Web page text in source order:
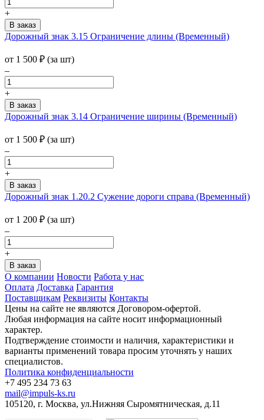
+
Дорожный знак 3.15 Ограничение длины (Временный)
от 1 500 ₽ (за шт)
–
+
Дорожный знак 3.14 Ограничение ширины (Временный)
от 1 500 ₽ (за шт)
–
+
Дорожный знак 1.20.2 Сужение дороги справа (Временный)
от 1 200 ₽ (за шт)
–
+
О компании Новости Работа у нас
Оплата Доставка Гарантия
Поставщикам Реквизиты Контакты
Цены на сайте не являются Договором-офертой.
Любая информация на сайте носит информационный
характер.
Подтверждение стоимости и наличия, характеристики и
варианты применений товара просим уточнять у наших
специалистов.
Политика конфиденциальности
+7 495 234 73 63
mail@impuls-ks.ru
105120, г. Москва, ул.Нижняя Сыромятническая, д.11